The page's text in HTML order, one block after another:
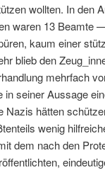
woll­ten. In den
waren 13 Beamte
kaum ein­er
blieb den
mehrfach
in sein­er Aus­sage
Nazis hät­ten
wenig
dem nach den